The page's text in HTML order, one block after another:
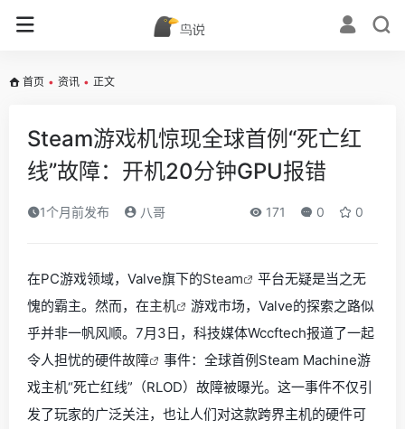
首页 • 资讯 • 正文
Steam游戏机惊现全球首例“死亡红
线”故障：开机20分钟GPU报错
1个月前发布 八哥 171 0 0
在PC游戏领域，Valve旗下的Steam
平台无疑是当之无
愧的霸主。然而，在主机
游戏市场，Valve的探索之路似
乎并非一帆风顺。7月3日，科技媒体Wccftech报道了一起
令人担忧的硬件故障
事件：全球首例Steam Machine游
戏主机“死亡红线”（RLOD）故障被曝光。这一事件不仅引
发了玩家的广泛关注，也让人们对这款跨界主机的硬件可